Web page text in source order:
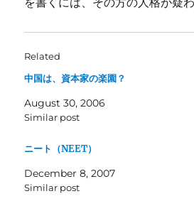
Related
中国は、資本家の楽園？
August 30, 2006
Similar post
ニート（NEET）
December 8, 2007
Similar post